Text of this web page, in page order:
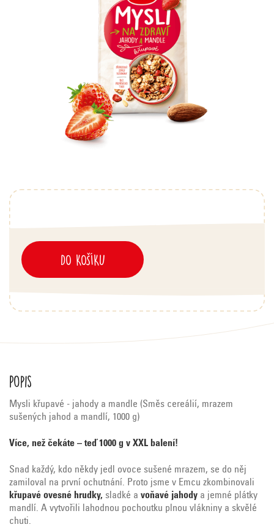
DO KOŠÍKU
Popis
Mysli křupavé - jahody a mandle (Směs cereálií, mrazem
sušených jahod a mandlí, 1000 g)
Více, než čekáte – teď 1000 g v XXL balení!
Snad každý, kdo někdy jedl ovoce sušené mrazem, se do něj
zamiloval na první ochutnání. Proto jsme v Emcu zkombinovali
křupavé ovesné hrudky, sladké a voňavé jahody a jemné plátky
mandlí. A vytvořili lahodnou pochoutku plnou vlákniny a skvělé
chuti.